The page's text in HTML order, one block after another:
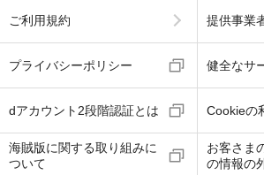
ご利用規約 提供事業
プライバシーポリシー 健全なサ
dアカウント2段階認証とは Cookieの
海賊版に関する取り組みに
ついて
お客さま
の情報の